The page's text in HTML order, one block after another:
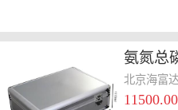
氨氮总
02库号
北京海富
11500.00